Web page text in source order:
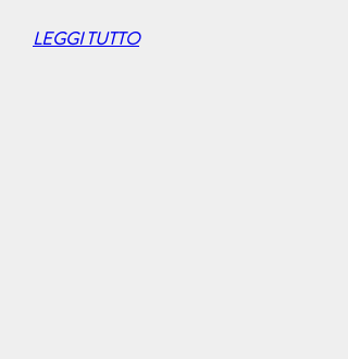
LEGGI TUTTO